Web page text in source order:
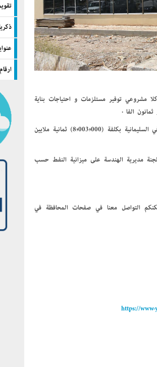
مشروعي توفير مستلزمات و إحتياجات بناية
المشروع الثاني تجهيز و نصب كاميرات المراقبة لمديرية مكافحة الجرائم في السليمانية بكلفة (8,003,000) ثمانية ملايين
مديرية الهندسة على ميزانية النفط حسب
التواصل معنا في صفحات المحافظة في
https://